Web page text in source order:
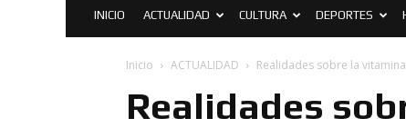
La
INICIO ACTUALIDAD CULTURA DEPORTES
Inicio ACTUALIDAD Realidades sobre la
Realidades